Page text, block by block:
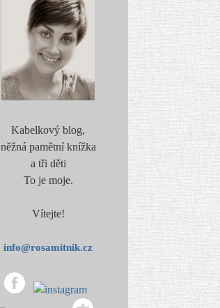
Kabelkový blog,
něžná pamětní knížka
a tři děti
To je moje.
Vítejte!
info@rosamitnik.cz